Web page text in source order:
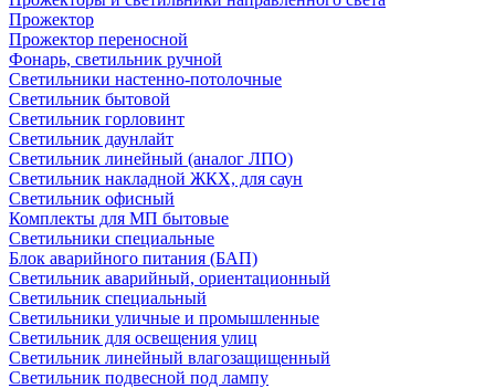
Прожектор
Прожектор переносной
Фонарь, светильник ручной
Светильники настенно-потолочные
Светильник бытовой
Светильник горловинт
Светильник даунлайт
Светильник линейный (аналог ЛПО)
Светильник накладной ЖКХ, для саун
Светильник офисный
Комплекты для МП бытовые
Светильники специальные
Блок аварийного питания (БАП)
Светильник аварийный, ориентационный
Светильник специальный
Светильники уличные и промышленные
Светильник для освещения улиц
Светильник линейный влагозащищенный
Светильник подвесной под лампу